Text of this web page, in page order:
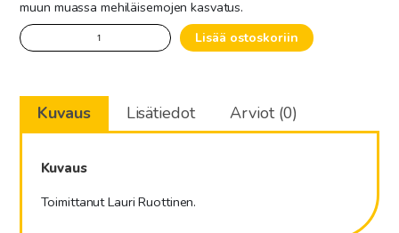
muun muassa mehiläisemojen kasvatus.
Mehiläishoitoa
käytännössä
2
kirja
määrä
Lisää ostoskoriin
Kuvaus Lisätiedot Arviot (0)
Kuvaus
Toimittanut Lauri Ruottinen.